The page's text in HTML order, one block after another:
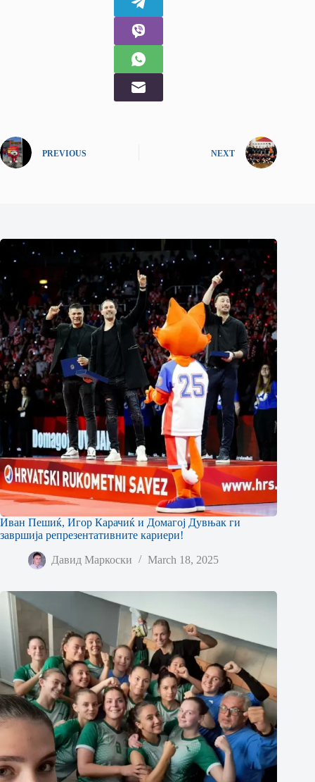
PREVIOUS NEXT
Иван Пешиќ, Игор Карачиќ и Домагој Дувњак ги
завршија репрезентативните кариери!
Давид Маркоски March 18, 2025